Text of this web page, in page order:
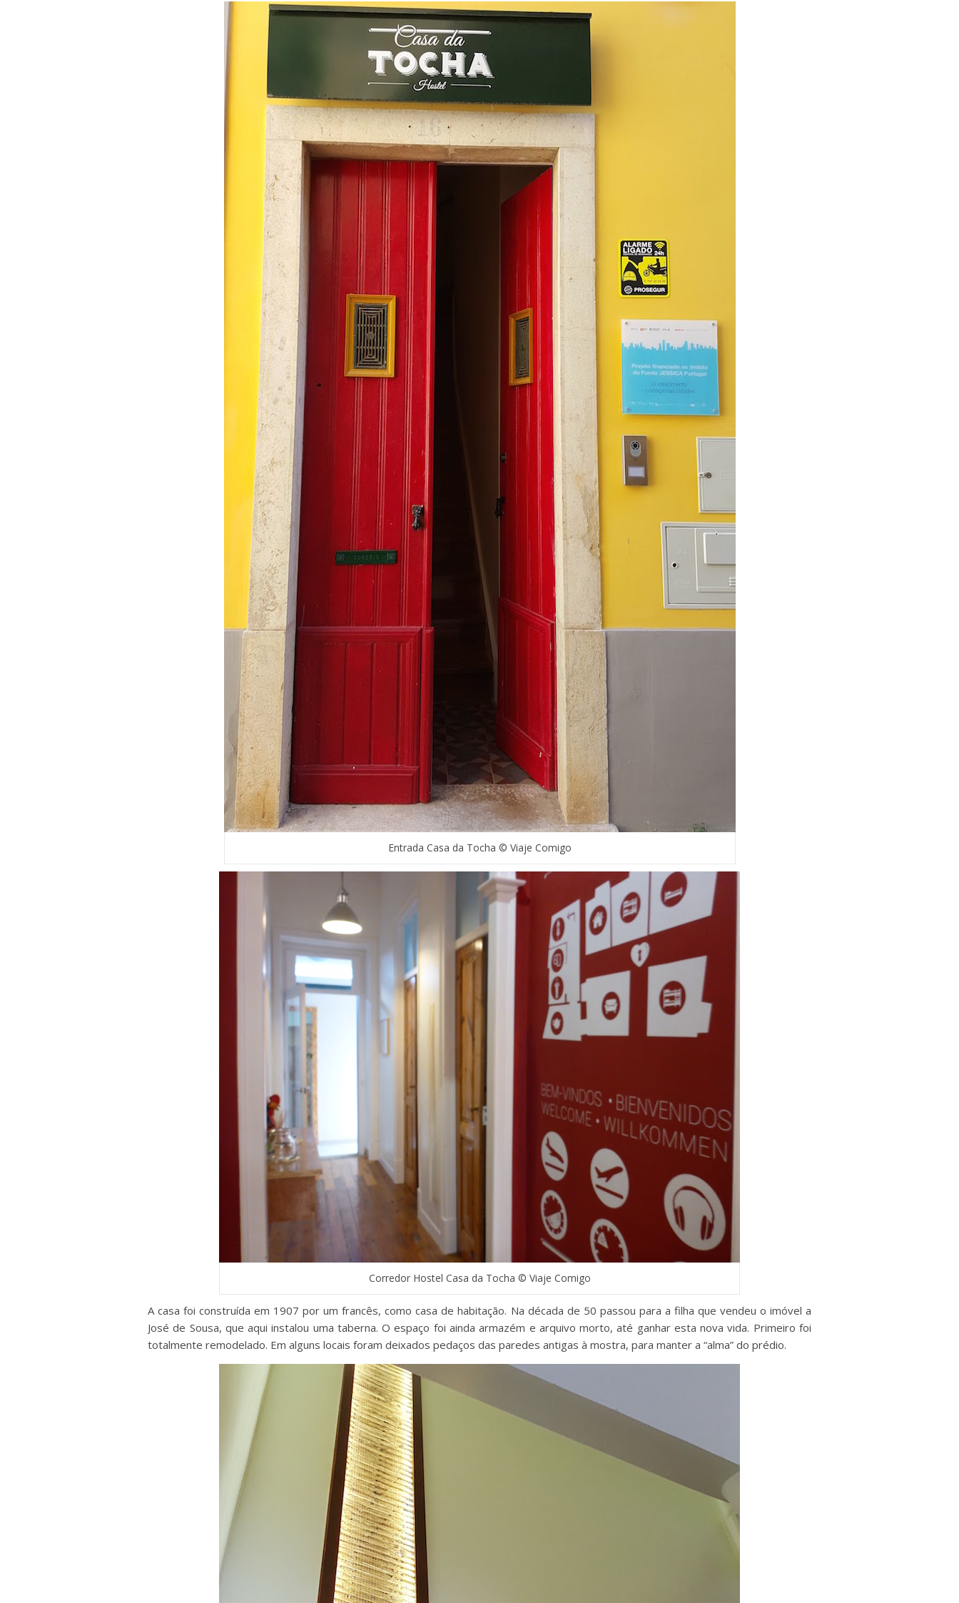
Entrada Casa da Tocha © Viaje Comigo
Corredor Hostel Casa da Tocha © Viaje Comigo
A casa foi construída em 1907 por um francês, como casa de habitação. Na década de 50 passou para a filha que vendeu o imóvel a
José de Sousa, que aqui instalou uma taberna. O espaço foi ainda armazém e arquivo morto, até ganhar esta nova vida. Primeiro foi
totalmente remodelado. Em alguns locais foram deixados pedaços das paredes antigas à mostra, para manter a “alma” do prédio.